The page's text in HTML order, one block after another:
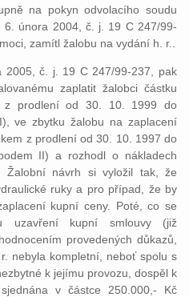
na pokyn odvolacího soudu
února 2004, č. j. 19 C 247/99-
zamítl žalobu na vydání h. r..
2005, č. j. 19 C 247/99-237, pak
zaplatit žalobci částku
prodlení od 30. 10. 1999 do
ve zbytku žalobu na zaplacení
z prodlení od 30. 10. 1997 do
II) a rozhodl o nákladech
návrh si vyložil tak, že
ruky a pro případ, že by
kupní ceny. Poté, co se
uzavření kupní smlouvy (již
provedených důkazů,
nebyla kompletní, neboť spolu s
k jejímu provozu, dospěl k
v částce 250.000,- Kč